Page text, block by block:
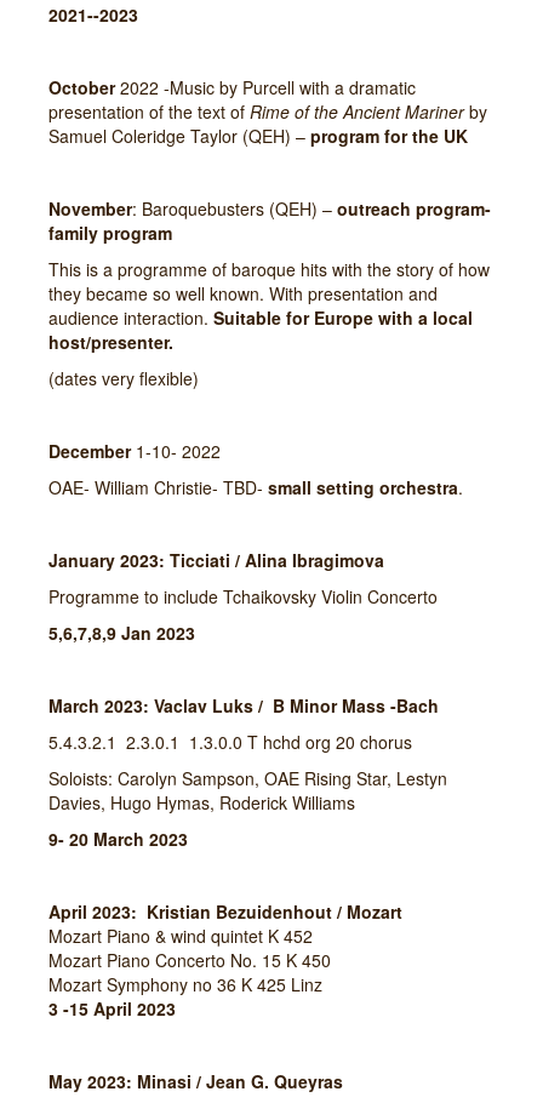
2021--2023
October2022 -Music by Purcell with a dramatic
presentation of the text of Rime of the Ancient Marinerby
Samuel Coleridge Taylor (QEH) – program for the UK
November: Baroquebusters (QEH) – outreach program-
family program
This is a programme of baroque hits with the story of how
they became so well known. With presentation and
audience interaction. Suitable for Europe with a local
host/presenter.
(dates very flexible)
December1-10- 2022
OAE- William Christie- TBD- small setting orchestra.
January 2023: Ticciati / Alina Ibragimova
Programme to include Tchaikovsky Violin Concerto
5,6,7,8,9 Jan 2023
March 2023: Vaclav Luks / B Minor Mass -Bach
5.4.3.2.1 2.3.0.1 1.3.0.0 T hchd org 20 chorus
Soloists: Carolyn Sampson, OAE Rising Star, Lestyn
Davies, Hugo Hymas, Roderick Williams
9- 20 March 2023
April 2023: Kristian Bezuidenhout / Mozart
Mozart Piano & wind quintet K 452
Mozart Piano Concerto No. 15 K 450
Mozart Symphony no 36 K 425 Linz
3 -15 April 2023
May 2023: Minasi / Jean G. Queyras